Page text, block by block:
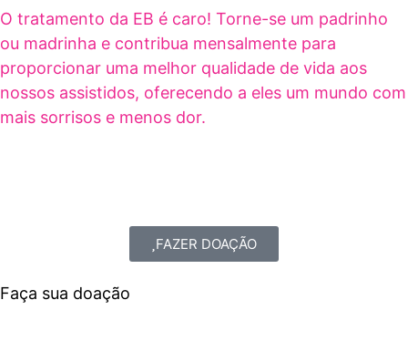
O tratamento da EB é caro! Torne-se um padrinho
ou madrinha e contribua mensalmente para
proporcionar uma melhor qualidade de vida aos
nossos assistidos, oferecendo a eles um mundo com
mais sorrisos e menos dor.
FAZER DOAÇÃO
Faça sua doação